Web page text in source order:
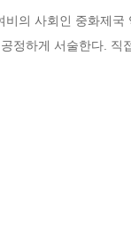
의 사회인 중화제
정하게 서술한다.